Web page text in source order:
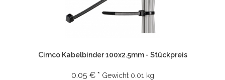
Cimco Kabelbinder 100x2.5mm - Stückpreis
0.05 € * Gewicht 0.01 kg